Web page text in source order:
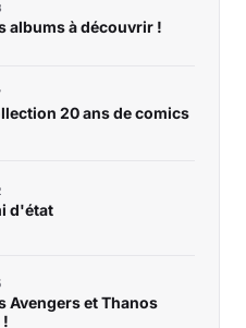
albums à découvrir !
20 ans de comics
d'état
Avengers et Thanos
!